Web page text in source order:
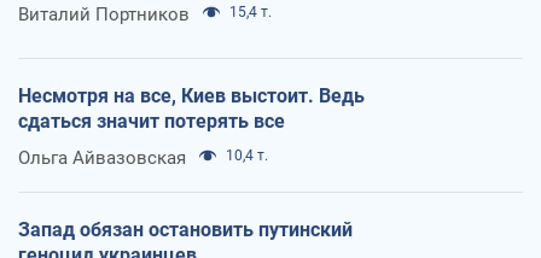
Виталий Портников 15,4 т.
Несмотря на все, Киев выстоит. Ведь
сдаться значит потерять все
Ольга Айвазовская 10,4 т.
Запад обязан остановить путинский